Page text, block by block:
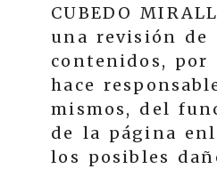
CUBEDO
una revisión de
contenidos, por
hace
mismos, del
de la página
los posibles